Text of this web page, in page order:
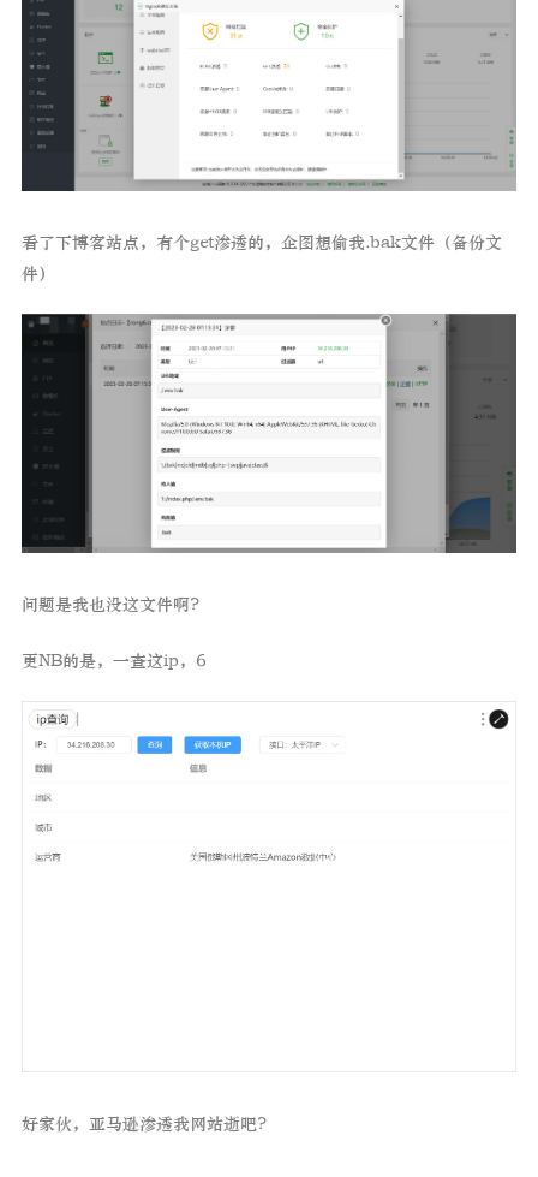
看了下博客站点，有个get渗透的，企图想偷我.bak文件（备份文
件）
问题是我也没这文件啊?
更NB的是，一查这ip，6
好家伙，亚马逊渗透我网站逝吧?